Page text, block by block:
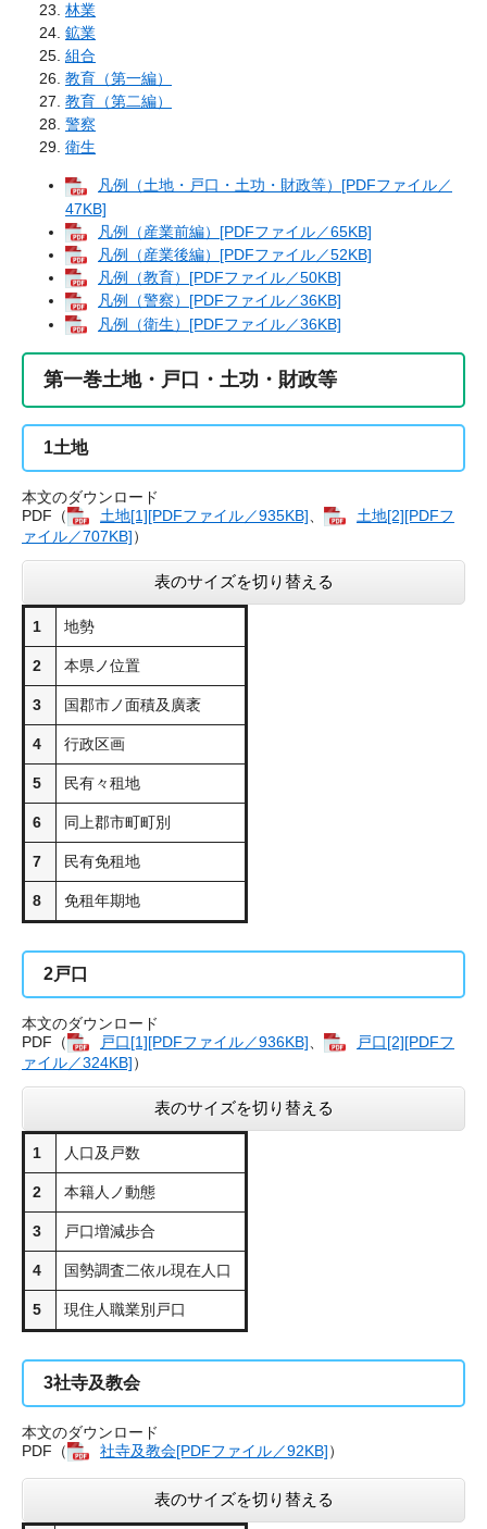
林業
鉱業
組合
教育（第一編）
教育（第二編）
警察
衛生
凡例（土地・戸口・土功・財政等）[PDFファイル／
47KB]
凡例（産業前編）[PDFファイル／65KB]
凡例（産業後編）[PDFファイル／52KB]
凡例（教育）[PDFファイル／50KB]
凡例（警察）[PDFファイル／36KB]
凡例（衛生）[PDFファイル／36KB]
第一巻土地・戸口・土功・財政等
1土地
本文のダウンロード
PDF（
土地[1][PDFファイル／935KB]
土地[2][PDFフ
ァイル／707KB]）
表のサイズを切り替える
1 地勢
2 本県ノ位置
3 国郡市ノ面積及廣袤
4 行政区画
5 民有々租地
6 同上郡市町町別
7 民有免租地
8 免租年期地
2戸口
本文のダウンロード
PDF（
戸口[1][PDFファイル／936KB]
戸口[2][PDFフ
ァイル／324KB]）
表のサイズを切り替える
1 人口及戸数
2 本籍人ノ動態
3 戸口増減歩合
4 国勢調査二依ル現在人口
5 現住人職業別戸口
3社寺及教会
本文のダウンロード
PDF（
社寺及教会[PDFファイル／92KB]）
表のサイズを切り替える